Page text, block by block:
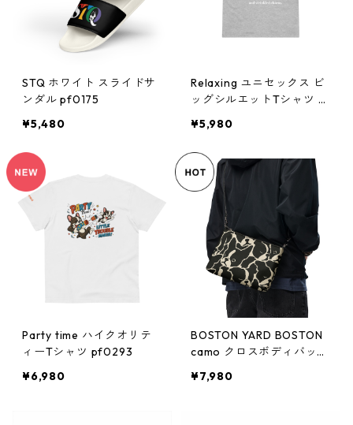
STQ ホワイト スライドサ
ンダル pf0175
¥5,480
Relaxing ユニセックス ビ
ッグシルエットTシャツ pf
¥5,980
Party time ハイクオリテ
ィーTシャツ pf0293
¥6,980
BOSTON YARD BOSTON
camo クロスボディバッグ
¥7,980